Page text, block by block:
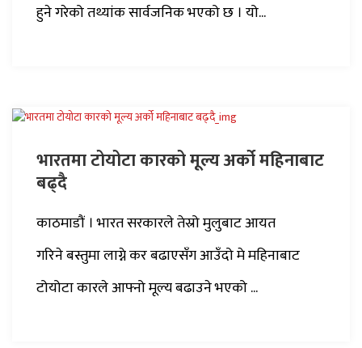
हुने गरेको तथ्यांक सार्वजनिक भएको छ । यो...
भारतमा टोयोटा कारको मूल्य अर्को महिनाबाट
बढ्दै
काठमाडौं । भारत सरकारले तेस्रो मुलुबाट आयत
गरिने बस्तुमा लाग्ने कर बढाएसँग आउँदो मे महिनाबाट
टोयोटा कारले आफ्नो मूल्य बढाउने भएको ...